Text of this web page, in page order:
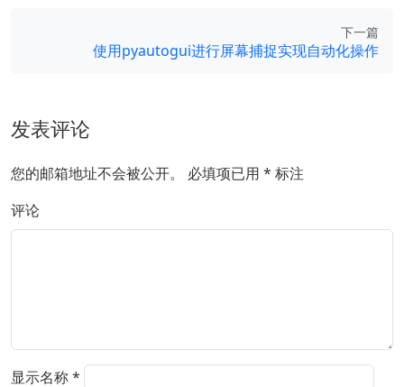
下一篇
使用pyautogui进行屏幕捕捉实现自动化操作
发表评论
您的邮箱地址不会被公开。 必填项已用 * 标注
评论
显示名称*